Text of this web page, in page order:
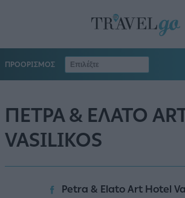
ΠΡΟΟΡΙΣΜΟΣ
ΠΕΤΡΑ & ΕΛΑΤΟ
VASILIKOS
Petra & Elato Art Hotel